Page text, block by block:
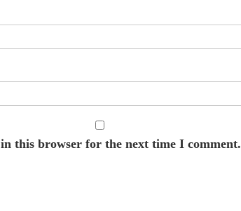
this browser for the next time I comment.